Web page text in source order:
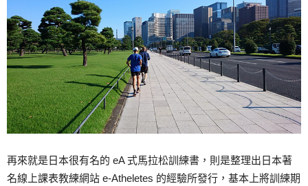
再來就是日本很有名的 eA 式馬拉松訓練書，則是整理出日本著
名線上課表教練網站 e-Atheletes 的經驗所發行，基本上將訓練期